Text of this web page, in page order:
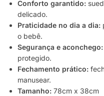
Conforto garantido:
delicado.
Praticidade no dia a dia:
o bebê.
Segurança e aconchego:
protegido.
Fechamento prático:
manusear.
Tamanho: 78cm x 38cm